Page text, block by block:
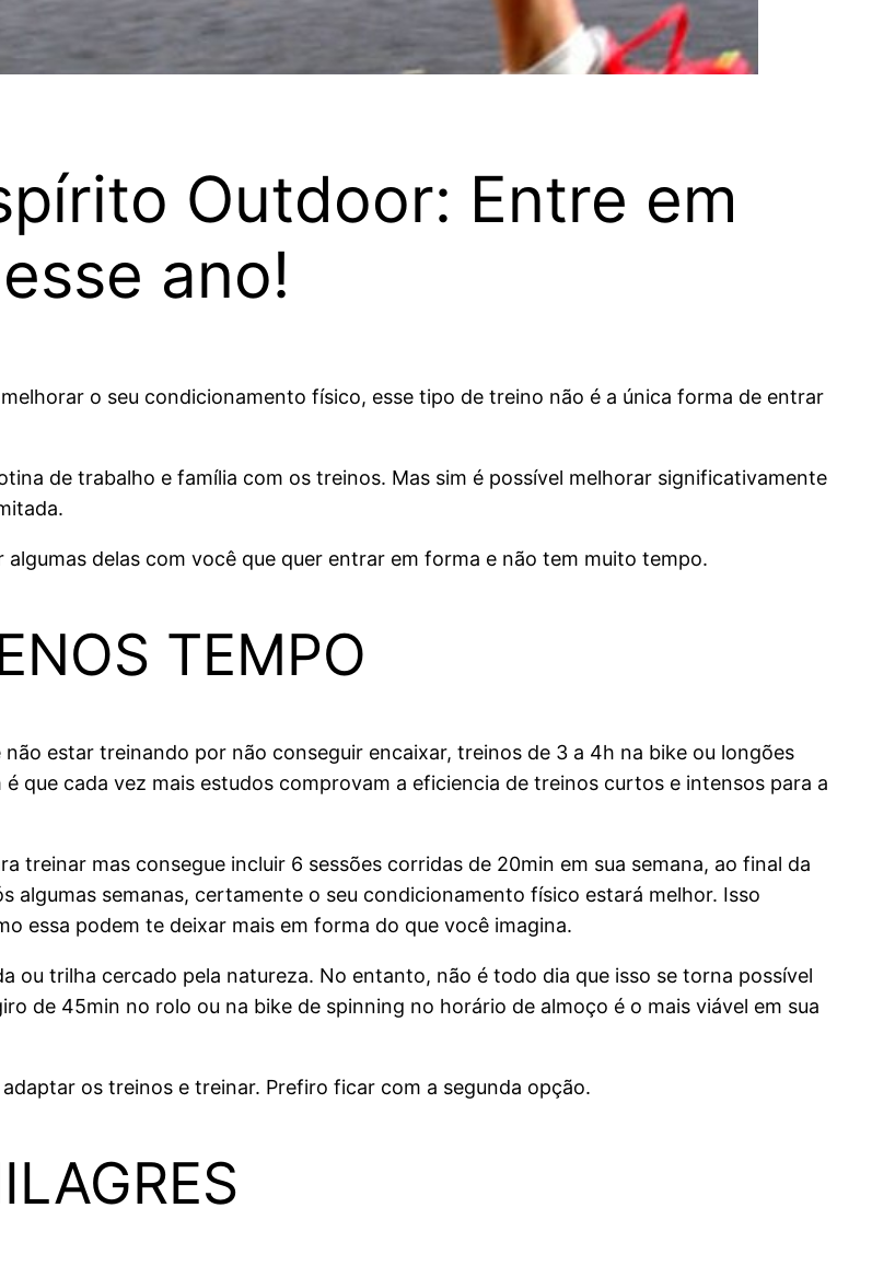
Outdoor: Entre em
ano!
o seu condicionamento físico, esse tipo de treino não é a única forma de entrar
de trabalho e família com os treinos. Mas sim é possível melhorar significativamente
delas com você que quer entrar em forma e não tem muito tempo.
TEMPO
estar treinando por não conseguir encaixar, treinos de 3 a 4h na bike ou longões
que cada vez mais estudos comprovam a eficiencia de treinos curtos e intensos para a
treinar mas consegue incluir 6 sessões corridas de 20min em sua semana, ao final da
algumas semanas, certamente o seu condicionamento físico estará melhor. Isso
essa podem te deixar mais em forma do que você imagina.
ou trilha cercado pela natureza. No entanto, não é todo dia que isso se torna possível
de 45min no rolo ou na bike de spinning no horário de almoço é o mais viável em sua
os treinos e treinar. Prefiro ficar com a segunda opção.